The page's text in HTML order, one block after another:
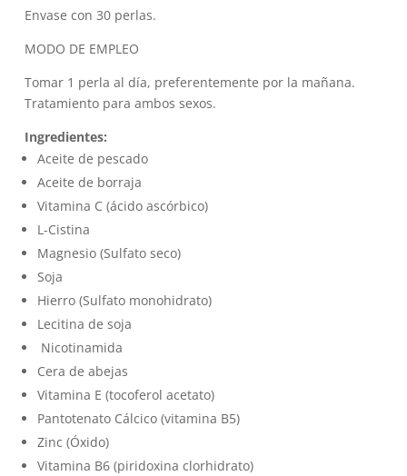
Envase con 30 perlas.
MODO DE EMPLEO
Tomar 1 perla al día, preferentemente por la mañana.
Tratamiento para ambos sexos.
Ingredientes:
Aceite de pescado
Aceite de borraja
Vitamina C (ácido ascórbico)
L-Cistina
Magnesio (Sulfato seco)
Soja
Hierro (Sulfato monohidrato)
Lecitina de soja
Nicotinamida
Cera de abejas
Vitamina E (tocoferol acetato)
Pantotenato Cálcico (vitamina B5)
Zinc (Óxido)
Vitamina B6 (piridoxina clorhidrato)